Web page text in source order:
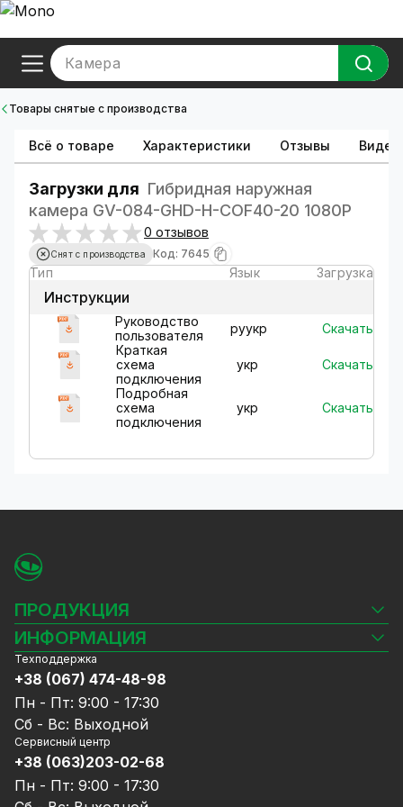
Камера
Товары снятые с производства
Всё о товаре Характеристики Отзывы Видео
Загрузки для Гибридная наружная
камера GV-084-GHD-H-СOF40-20 1080Р
0 отзывов
Снят с производства Код: 7645
Тип Язык Загрузка
Инструкции
Руководство
пользователя
руукр
Скачать
Краткая
схема
подключения
укр
Скачать
Подробная
схема
подключения
укр Скачать
ПРОДУКЦИЯ
Камеры видеонаблюдения
Видеорегистраторы
Комплекты видеонаблюдения
СКУД
Источники питания
Сетевое оборудование
Ноутбуки и компьютеры
Аксессуары
ИНФОРМАЦИЯ
Блог
Доставка и оплата
Гарантия и Сервисное обслуживание
Политика конфиденциальности
Договор публичной оферты
Сотрудничество
Услуги
Техподдержка
+38 (067) 474-48-98
Пн - Пт: 9:00 - 17:30
Сб - Вс: Выходной
Сервисный центр
+38 (063)203-02-68
Пн - Пт: 9:00 - 17:30